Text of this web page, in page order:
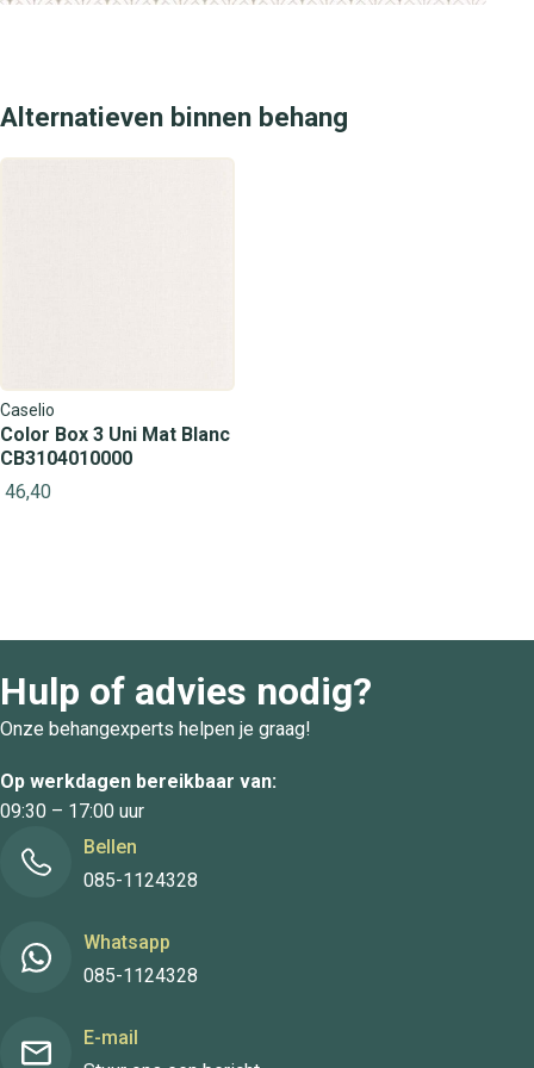
elegante Color Box 3 Mistinguett Blanc Beige Irise uit de
patroon en de kleuren in het echt te ervaren. Onze
adviseurs helpen je graag bij het maken van de juiste
keuze voor jouw droominterieur.
Alternatieven binnen behang
Caselio
Color Box 3 Uni Mat Blanc
CB3104010000
46,40
Hulp of advies nodig?
Onze behangexperts helpen je graag!
Op werkdagen bereikbaar van:
09:30 – 17:00 uur
Bellen
085-1124328
Whatsapp
085-1124328
E-mail